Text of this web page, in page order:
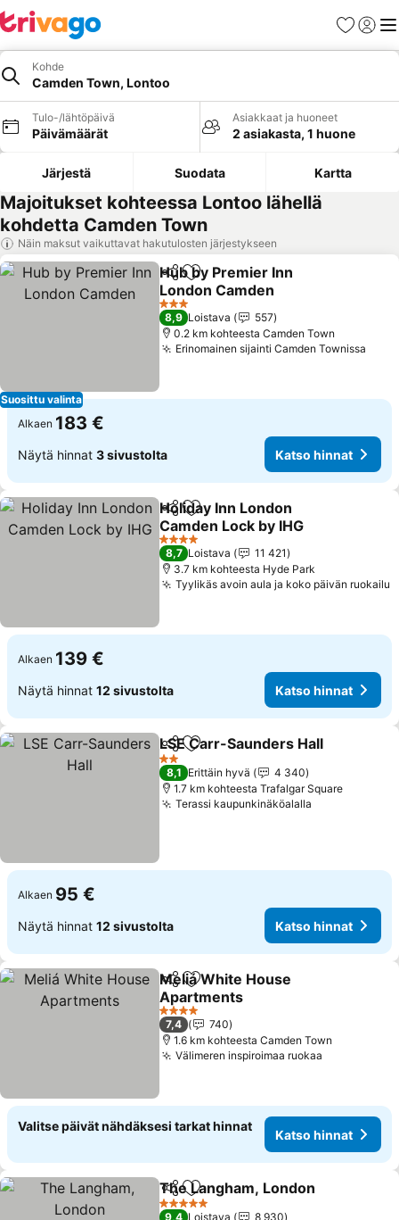
Suosikit
Kohde
Camden Town, Lontoo
Tulo-/lähtöpäivä
Päivämäärät
Asiakkaat ja huoneet
2 asiakasta, 1 huone
Järjestä Suodata Kartta
Majoitukset kohteessa Lontoo lähellä
kohdetta Camden Town
Näin maksut vaikuttavat hakutulosten järjestykseen
Suosittu valinta
Jaa Lisää suosikkeihin
Hub by Premier Inn
London Camden
Katso hinnat
3 Tähtiluokitus
8,9 Loistava
557
0.2 km kohteesta Camden Town
Erinomainen sijainti Camden Townissa
Alkaen 183 €
Näytä hinnat 3 sivustolta Katso hinnat
Jaa Lisää suosikkeihin
Holiday Inn London
Camden Lock by IHG
Katso hinnat
4 Tähtiluokitus
8,7 Loistava
11 421
3.7 km kohteesta Hyde Park
Tyylikäs avoin aula ja koko päivän ruokailu
Alkaen 139 €
Näytä hinnat 12 sivustolta Katso hinnat
Jaa Lisää suosikkeihin
LSE Carr-Saunders Hall
2 Tähtiluokitus
8,1 Erittäin hyvä
4 340
1.7 km kohteesta Trafalgar Square
Terassi kaupunkinäköalalla
Alkaen 95 €
Näytä hinnat 12 sivustolta Katso hinnat
Jaa Lisää suosikkeihin
Meliá White House
Apartments
Katso hinnat
4 Tähtiluokitus
7,4
740
1.6 km kohteesta Camden Town
Välimeren inspiroimaa ruokaa
Valitse päivät nähdäksesi tarkat hinnat
Katso hinnat
Jaa Lisää suosikkeihin
The Langham, London
5 Tähtiluokitus
9,4 Loistava
8 930